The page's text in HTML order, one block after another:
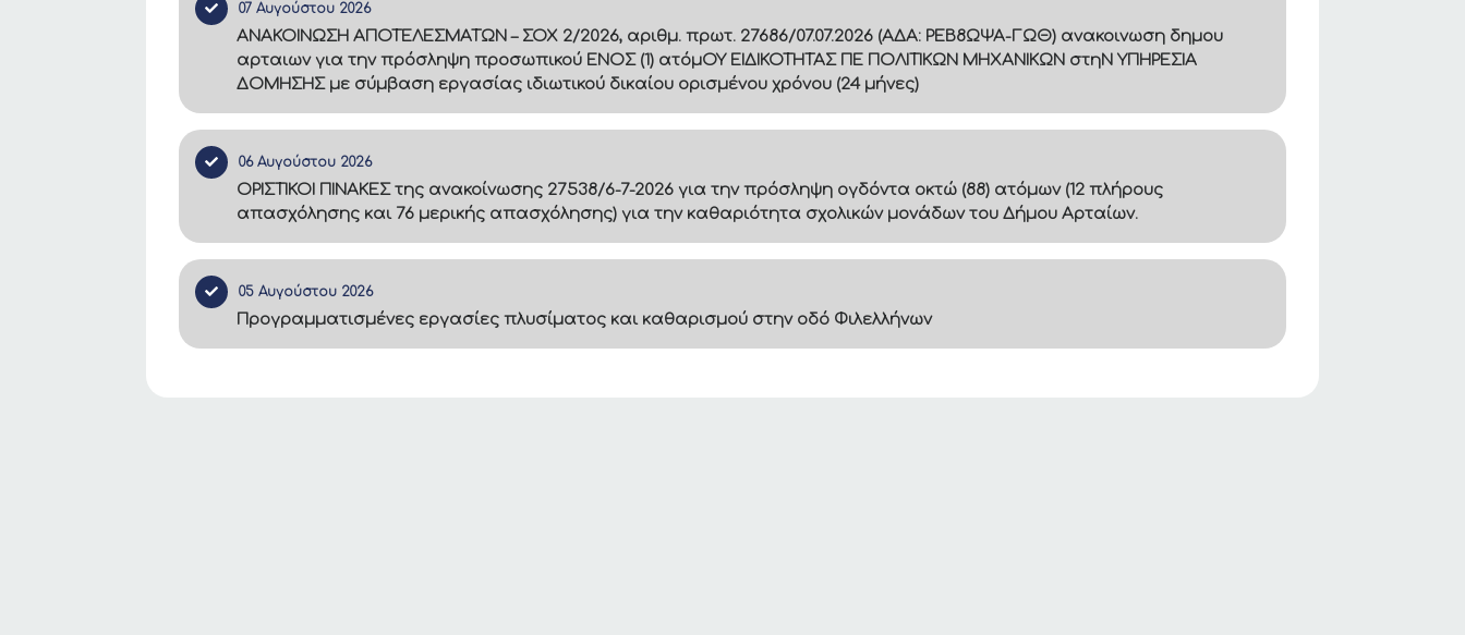
07 Αυγούστου 2026
ΑΝΑΚΟΙΝΩΣΗ ΑΠΟΤΕΛΕΣΜΑΤΩΝ – ΣΟΧ 2/2026, αριθμ. πρωτ. 27686/07.07.2026 (ΑΔΑ: ΡΕΒ8ΩΨΑ-ΓΩΘ) ανακοινωση δημου
αρταιων για την πρόσληψη προσωπικού ΕΝΟΣ (1) ατόμΟΥ ΕΙΔΙΚΟΤΗΤΑΣ ΠΕ ΠΟΛΙΤΙΚΩΝ ΜΗΧΑΝΙΚΩΝ στηΝ ΥΠΗΡΕΣΙΑ
ΔΟΜΗΣΗΣ με σύμβαση εργασίας ιδιωτικού δικαίου ορισμένου χρόνου (24 μήνες)
06 Αυγούστου 2026
ΟΡΙΣΤΙΚΟΙ ΠΙΝΑΚΕΣ της ανακοίνωσης 27538/6-7-2026 για την πρόσληψη ογδόντα οκτώ (88) ατόμων (12 πλήρους
απασχόλησης και 76 μερικής απασχόλησης) για την καθαριότητα σχολικών μονάδων του Δήμου Αρταίων.
05 Αυγούστου 2026
Προγραμματισμένες εργασίες πλυσίματος και καθαρισμού στην οδό Φιλελλήνων